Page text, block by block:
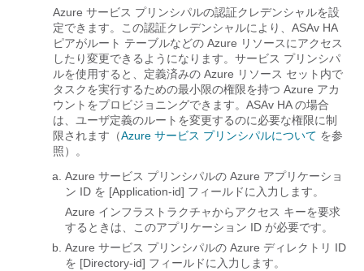
Azure サービス プリンシパルの認証クレデンシャルを設
定できます。この認証クレデンシャルにより、ASAv HA
ピアがルート テーブルなどの Azure リソースにアクセス
したり変更できるようになります。サービス プリンシパ
ルを使用すると、定義済みの Azure リソース セット内で
タスクを実行するための最小限の権限を持つ Azure アカ
ウントをプロビジョニングできます。ASAv HA の場合
は、ユーザ定義のルートを変更するのに必要な権限に制
限されます（Azure サービス プリンシパルについて を参
照）。
Azure サービス プリンシパルの Azure アプリケーショ
ン ID を [Application-id] フィールドに入力します。
Azure インフラストラクチャからアクセス キーを要求
するときは、このアプリケーション ID が必要です。
Azure サービス プリンシパルの Azure ディレクトリ ID
を [Directory-id] フィールドに入力します。